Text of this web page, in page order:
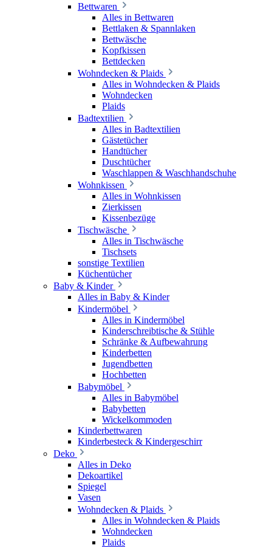
Bettwaren
Alles in Bettwaren
Bettlaken & Spannlaken
Bettwäsche
Kopfkissen
Bettdecken
Wohndecken & Plaids
Alles in Wohndecken & Plaids
Wohndecken
Plaids
Badtextilien
Alles in Badtextilien
Gästetücher
Handtücher
Duschtücher
Waschlappen & Waschhandschuhe
Wohnkissen
Alles in Wohnkissen
Zierkissen
Kissenbezüge
Tischwäsche
Alles in Tischwäsche
Tischsets
sonstige Textilien
Küchentücher
Baby & Kinder
Alles in Baby & Kinder
Kindermöbel
Alles in Kindermöbel
Kinderschreibtische & Stühle
Schränke & Aufbewahrung
Kinderbetten
Jugendbetten
Hochbetten
Babymöbel
Alles in Babymöbel
Babybetten
Wickelkommoden
Kinderbettwaren
Kinderbesteck & Kindergeschirr
Deko
Alles in Deko
Dekoartikel
Spiegel
Vasen
Wohndecken & Plaids
Alles in Wohndecken & Plaids
Wohndecken
Plaids